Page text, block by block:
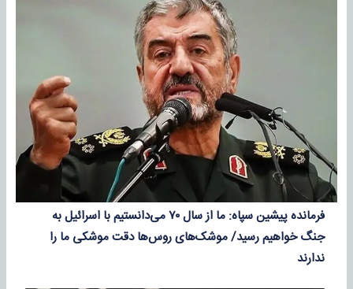
فرمانده پیشین سپاه: ما از سال ۷۰ می‌دانستیم با اسرائیل به
جنگ خواهیم رسید/ موشک‌های روس‌ها دقت موشکی ما را
ندارند